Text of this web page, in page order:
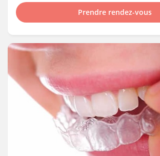
Prendre rendez-vous